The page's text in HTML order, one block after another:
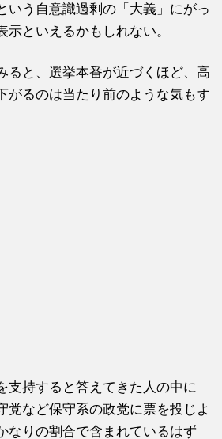
いう自意識過剰の「大義」にがっ
示といえるかもしれない。
ると、選挙本番が近づくほど、高
がるのは当たり前のような気もす
支持すると答えてきた人の中に
党など保守系の政党に票を投じよ
なりの割合で含まれているはず